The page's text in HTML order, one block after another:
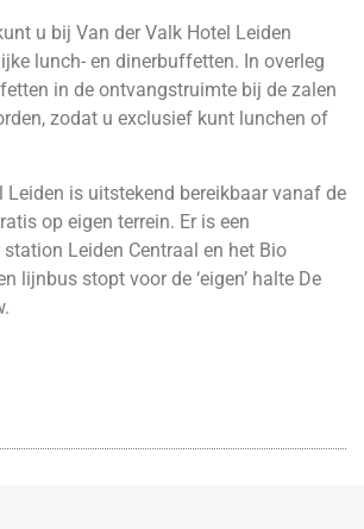
u bij Van der Valk Hotel Leiden
lunch- en dinerbuffetten. In overleg
in de ontvangstruimte bij de zalen
zodat u exclusief kunt lunchen of
Leiden is uitstekend bereikbaar vanaf de
op eigen terrein. Er is een
Leiden Centraal en het Bio
lijnbus stopt voor de ‘eigen’ halte De